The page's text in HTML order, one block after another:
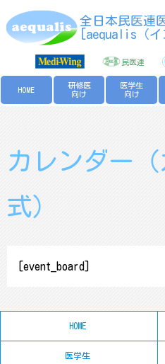
全日本民医連
[aequalis（イ
民医連
HOME
研修医
向け
医学生
向け
カレンダー
式）
[event_board]
HOME
医学生